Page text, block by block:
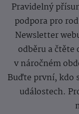
Pravidelný
podpora pro
Newsletter
odběru a
v náročném
Buďte první, kdo
událostech.